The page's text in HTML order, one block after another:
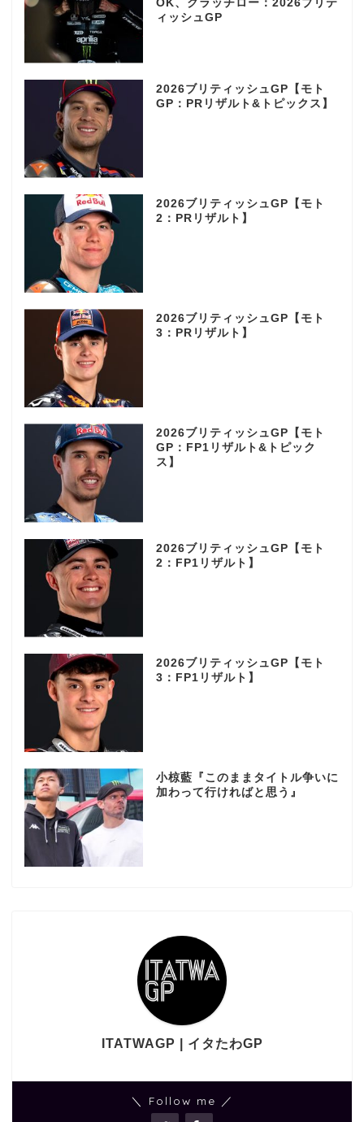
OK、クラッチロー：2026ブリテ
ィッシュGP
2026ブリティッシュGP【モト
GP：PRリザルト&トピックス】
2026ブリティッシュGP【モト
2：PRリザルト】
2026ブリティッシュGP【モト
3：PRリザルト】
2026ブリティッシュGP【モト
GP：FP1リザルト&トピック
ス】
2026ブリティッシュGP【モト
2：FP1リザルト】
2026ブリティッシュGP【モト
3：FP1リザルト】
小椋藍『このままタイトル争いに
加わって行ければと思う』
ITATWAGP | イタたわGP
＼ Follow me ／